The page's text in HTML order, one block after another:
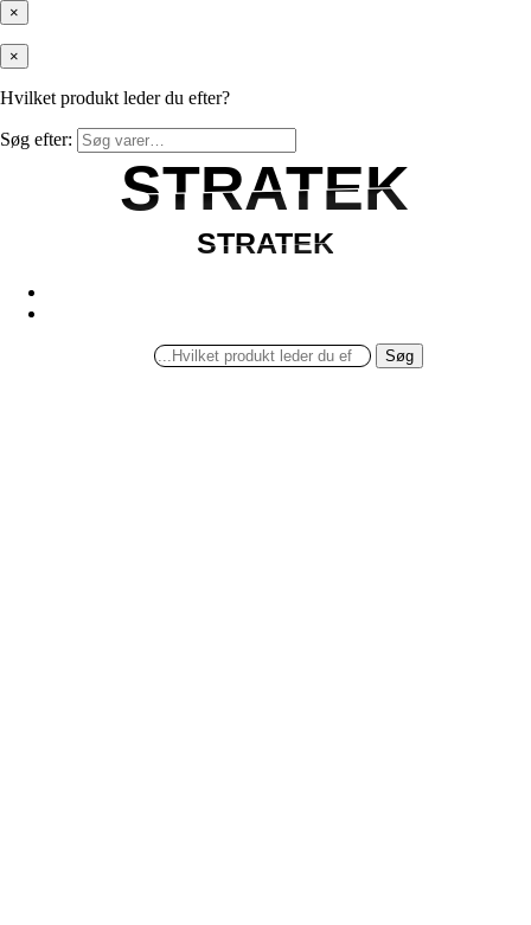
×
×
Hvilket produkt leder du efter?
Søg efter:
STRATEK
STRATEK
STRATEK
STRATEK
Søg